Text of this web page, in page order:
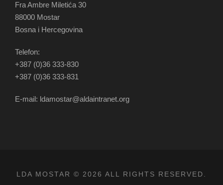
Fra Ambre Miletića 30
88000 Mostar
Bosna i Hercegovina
Telefon:
+387 (0)36 333-830
+387 (0)36 333-831
E-mail: ldamostar@aldaintranet.org
LDA MOSTAR © 2026 ALL RIGHTS RESERVED.